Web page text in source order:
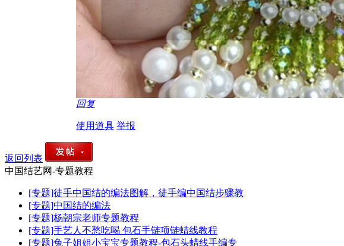
回复
使用道具 举报
返回列表
中国结艺网-专题教程
[专题]徒手中国结的编法图解，徒手编中国结步骤教
[专题]中国结的编法
[专题]杨朝宗老师专题教程
[专题]手艺人不愁吃喝 包石手链项链蜡线教程
[专题]兔子姐姐小宝宝专题教程-包石头蜡线手编专